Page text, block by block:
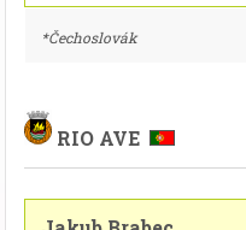
*Čechoslovák
RIO AVE